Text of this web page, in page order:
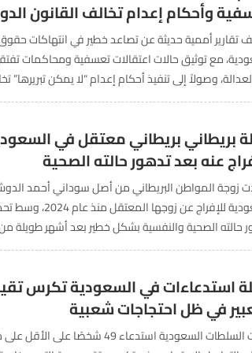
وأحكام إعدام تخالف القانون
تقارير أممية حديثة عن تصاعد خطير في انتهاكات
مع توثيق حالات اعتقالات تعسفية ومحاكمات
وصولاً إلى تنفيذ أحكام إعدام “لا يمكن تبريرها”
وأكد فريق العمل المعني...
بريطاني بريطاني معتقل في
عنه بعد تدهور حالته الصحية
زوجة المواطن البريطاني من أصل سوداني أحمد
السعودية للإفراج عن
حالته الصحية والنفسية بشكل خطير بعد أشهر طويلة من
المناشدة في وقت خلص...
استدعاءات في السعودية تكرس
في ظل احتجاجات شعبية
أعلنت السلطات السعودية استدعاء 49